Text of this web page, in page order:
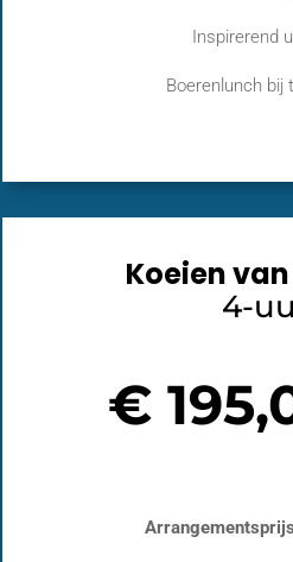
Inspirerend
Boerenlunch bij
Koeien
4-
€